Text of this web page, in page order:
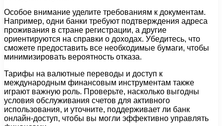
Особое внимание уделите требованиям к документам.
Например, одни банки требуют подтверждения адреса
проживания в стране регистрации, а другие
ориентируются на справки о доходах. Убедитесь, что
сможете предоставить все необходимые бумаги, чтобы
минимизировать вероятность отказа.
Тарифы на валютные переводы и доступ к
международным финансовым инструментам также
играют важную роль. Проверьте, насколько выгодны
условия обслуживания счетов для активного
использования, и уточните, поддерживает ли банк
онлайн-доступ, чтобы вы могли эффективно управлять